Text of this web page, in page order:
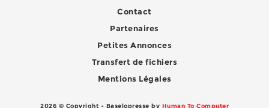
Contact
Partenaires
Petites Annonces
Transfert de fichiers
Mentions Légales
2026 © Copyright - Baselopresse by Human To Computer